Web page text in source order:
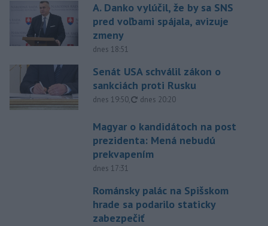
A. Danko vylúčil, že by sa SNS
pred voľbami spájala, avizuje
zmeny
dnes 18:51
Senát USA schválil zákon o
sankciách proti Rusku
dnes 19:50, aktualizované
dnes 20:20
Magyar o kandidátoch na post
prezidenta: Mená nebudú
prekvapením
dnes 17:31
Románsky palác na Spišskom
hrade sa podarilo staticky
zabezpečiť